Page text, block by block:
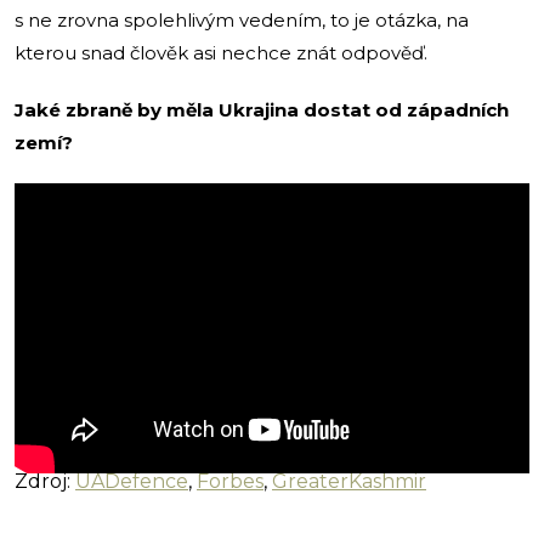
s ne zrovna spolehlivým vedením, to je otázka, na
kterou snad člověk asi nechce znát odpověď.
Jaké zbraně by měla Ukrajina dostat od západních
zemí?
Zdroj: UADefence, Forbes, GreaterKashmir